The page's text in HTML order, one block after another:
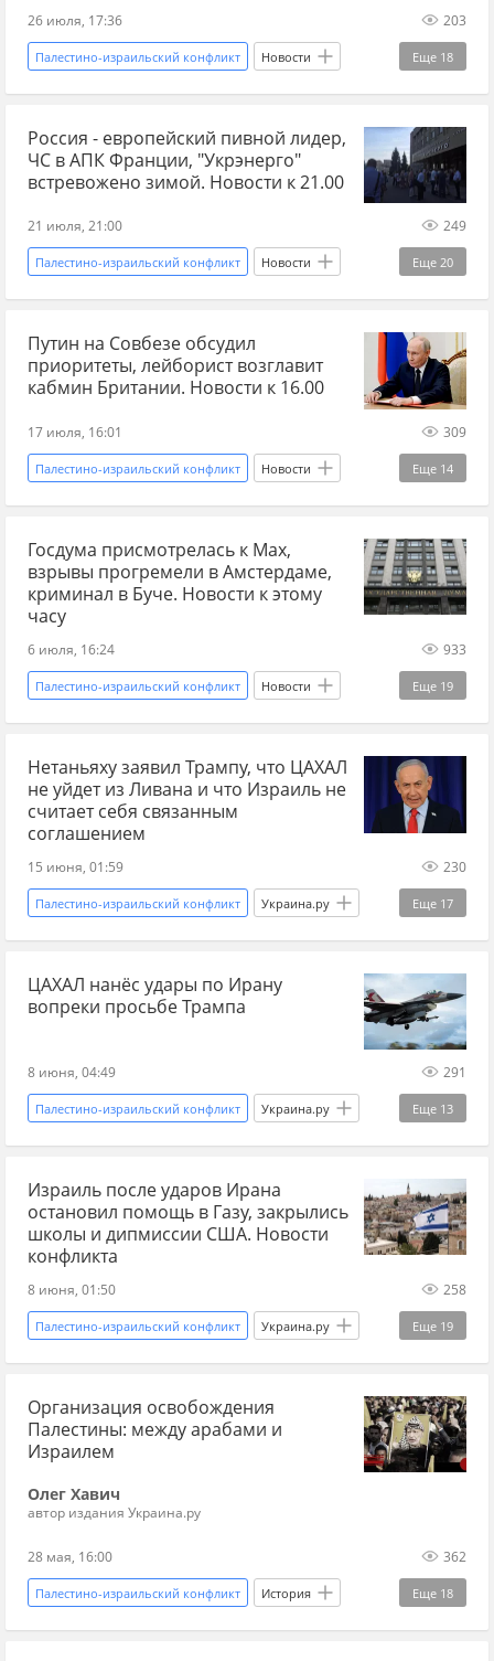
26 июля, 17:36 203
Еще 18
Палестино-израильский конфликт Новости
Сирия ООН Россия Румыния
Владимир Путин Башар Асад
Эммануэль Макрон ВМФ МИД
бывший СССР антироссийские санкции
Россия - европейский пивной лидер,
ЧС в АПК Франции, "Укрэнерго"
встревожено зимой. Новости к 21.00
21 июля, 21:00 249
Еще 20
Палестино-израильский конфликт Новости
Россия Франция Украина
Дональд Трамп Укрэнерго
МИД ЕС кладбище Австрия
Нидерланды Ближний Восток
Трамп сегодня. Последние новости
Мир без границ
Путин на Совбезе обсудил
приоритеты, лейборист возглавит
кабмин Британии. Новости к 16.00
17 июля, 16:01 309
Еще 14
Палестино-израильский конфликт Новости
Россия Украина Запад
Сергей Лавров Владимир Путин
Михаил Федоров Совбез ХАМАС
Госдума
Госдума присмотрелась к Мах,
взрывы прогремели в Амстердаме,
криминал в Буче. Новости к этому
часу
6 июля, 16:24 933
Еще 19
Палестино-израильский конфликт Новости
Севастополь Россия Михаил Развожаев
Газа Госдума ХАМАС МЧС
Палестина Камалия Буча
мобилизация на Украине
Нетаньяху заявил Трампу, что ЦАХАЛ
не уйдет из Ливана и что Израиль не
считает себя связанным
соглашением
15 июня, 01:59 230
Еще 17
Палестино-израильский конфликт Украина.ру
Новости Израиль Биньямин Нетаньяху
Хезболла Ливан США
Дональд Трамп Иран
переговоры сделка эскалация
ЦАХАЛ нанёс удары по Ирану
вопреки просьбе Трампа
8 июня, 04:49 291
Еще 13
Палестино-израильский конфликт Украина.ру
Новости Израиль Биньямин Нетаньяху
США Дональд Трамп Иран
Ближний Восток эскалация
военная эскалация
Израиль после ударов Ирана
остановил помощь в Газу, закрылись
школы и дипмиссии США. Новости
конфликта
8 июня, 01:50 258
Еще 19
Палестино-израильский конфликт Украина.ру
Новости Иран Израиль США
Дональд Трамп МИД МВД
сектор Газа гуманитарная помощь
Ближний Восток удары
эскалация
Хезболла Мир без границ
Организация освобождения
Палестины: между арабами и
Израилем
Олег Хавич
автор издания Украина.ру
28 мая, 16:00 362
Еще 18
Палестино-израильский конфликт История
История Палестина Израиль